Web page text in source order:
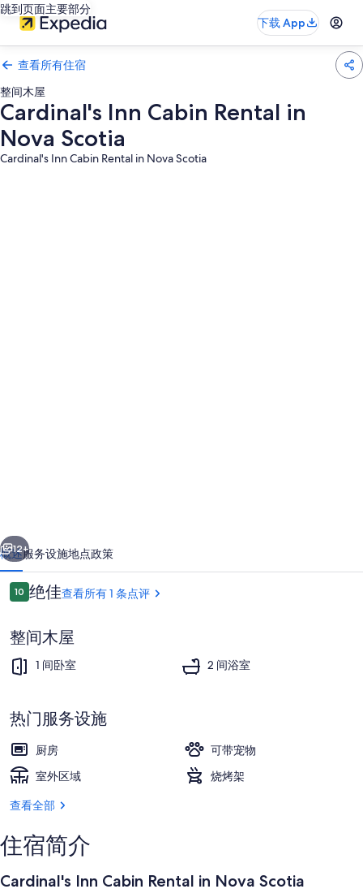
跳到页面主要部分
下载 App
查看所有住宿
整间木屋
Cardinal's Inn Cabin Rental in
Nova Scotia
Cardinal's Inn Cabin Rental in Nova Scotia
的
照
片
库
个 下一个
12+
概述服务设施地点政策
点
评
1010/10绝佳查看所有 1 条点评
整间木屋
1 间卧室 2 间浴室
热门服务设施
厨房
可带宠物
室外区域
烧烤架
查看全部
住宿简介
Cardinal's Inn Cabin Rental in Nova Scotia